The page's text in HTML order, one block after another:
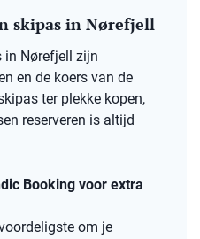
skipas in Nørefjell
in Nørefjell zijn
en de koers van de
ter plekke kopen,
reserveren is altijd
Booking voor extra
om je